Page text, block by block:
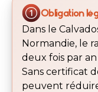
Obligation
Dans le
Normandie, le
deux fois par
Sans certificat
peuvent